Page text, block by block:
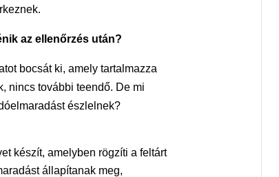
az ellenőrzés után?
bocsát ki, amely tartalmazza
nincs további teendő. De mi
észlelnek?
készít, amelyben rögzíti a feltárt
állapítanak meg,